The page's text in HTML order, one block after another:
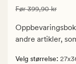
199,95
kr.
Vanlig
399,90
Vanlig pris 399,90 kr
Før399,90 kr
andre artikler,
Velg størrelse: